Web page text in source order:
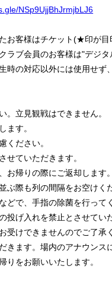
NSp9UjjBhJrmjbLJ6
客様はチケット(★印が目
ブ会員のお客様は"デジタ
の対応以外には使用せず
。立見観戦はできません。
ます。
ください。
ていただきます。
帰りの際にご返却します。
ぶ際も列の間隔をお空けく
どで、手指の除菌を行って
投げ入れを禁止とさせてい
受けできませんのでご了承
きます。場内のアナウンス
りをお願いいたします。